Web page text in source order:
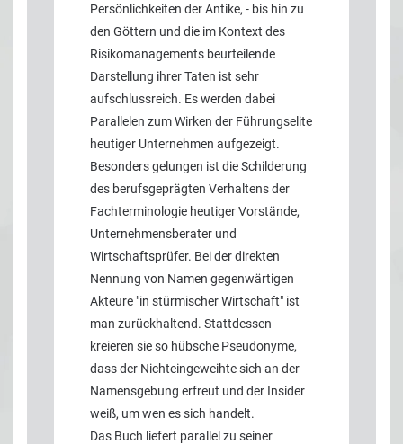
Persönlichkeiten der Antike, - bis hin zu
den Göttern und die im Kontext des
Risikomanagements beurteilende
Darstellung ihrer Taten ist sehr
aufschlussreich. Es werden dabei
Parallelen zum Wirken der Führungselite
heutiger Unternehmen aufgezeigt.
Besonders gelungen ist die Schilderung
des berufsgeprägten Verhaltens der
Fachterminologie heutiger Vorstände,
Unternehmensberater und
Wirtschaftsprüfer. Bei der direkten
Nennung von Namen gegenwärtigen
Akteure "in stürmischer Wirtschaft" ist
man zurückhaltend. Stattdessen
kreieren sie so hübsche Pseudonyme,
dass der Nichteingeweihte sich an der
Namensgebung erfreut und der Insider
weiß, um wen es sich handelt.
Das Buch liefert parallel zu seiner